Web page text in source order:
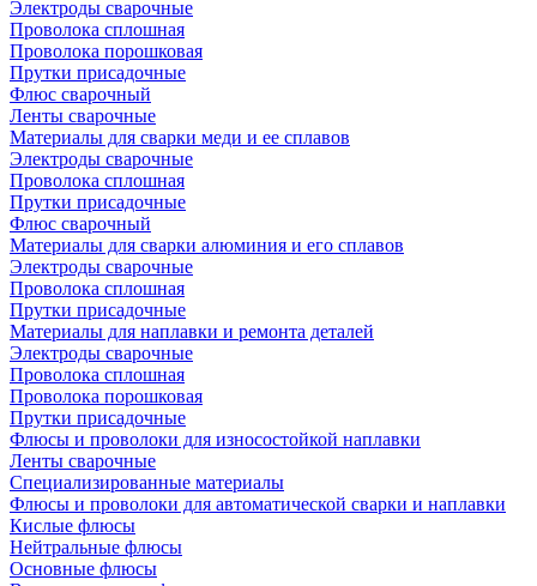
Электроды сварочные
Проволока сплошная
Проволока порошковая
Прутки присадочные
Флюс сварочный
Ленты сварочные
Материалы для сварки меди и ее сплавов
Электроды сварочные
Проволока сплошная
Прутки присадочные
Флюс сварочный
Материалы для сварки алюминия и его сплавов
Электроды сварочные
Проволока сплошная
Прутки присадочные
Материалы для наплавки и ремонта деталей
Электроды сварочные
Проволока сплошная
Проволока порошковая
Прутки присадочные
Флюсы и проволоки для износостойкой наплавки
Ленты сварочные
Специализированные материалы
Флюсы и проволоки для автоматической сварки и наплавки
Кислые флюсы
Нейтральные флюсы
Основные флюсы